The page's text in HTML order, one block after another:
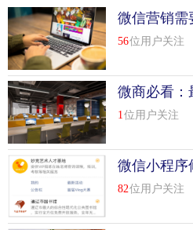
微信转账怎么撤回?
随着网络支付功能的增多，很多
错等情况出现，难道转错账只要
top8 微信转账比较多能转
技巧
有很多微信用户都习惯使用微
的额度限制，微信转账比较多
账？跟小编来看下。
一、微信转账比较多能转多少钱?
微信营销需
56位用户关注
微商必看：
绝招
1 位用户关注
微信小程序
82位用户关注